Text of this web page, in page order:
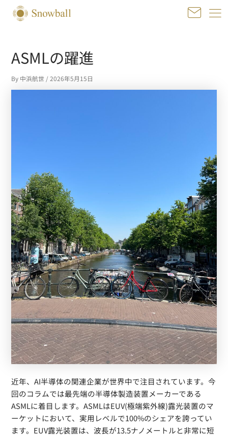
ASMLの躍進
By 中浜航世 /2026年5月15日
近年、AI半導体の関連企業が世界中で注目されています。今
回のコラムでは最先端の半導体製造装置メーカーである
ASMLに着目します。ASMLはEUV(極端紫外線)露光装置のマ
ーケットにおいて、実用レベルで100%のシェアを誇ってい
ます。EUV露光装置は、波長が13.5ナノメートルと非常に短